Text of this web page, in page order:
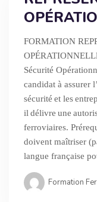
FORMATION
Sécurité
candidat à assurer
sécurité et les
il délivre une
ferroviaires.
doivent maîtriser
langue française
Formation